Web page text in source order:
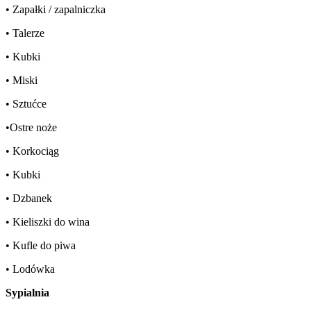
• Zapałki / zapalniczka
• Talerze
• Kubki
• Miski
• Sztućce
•Ostre noże
• Korkociąg
• Kubki
• Dzbanek
• Kieliszki do wina
• Kufle do piwa
• Lodówka
Sypialnia